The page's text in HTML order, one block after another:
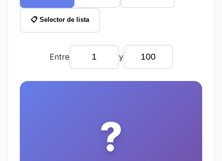
📋 Selector de lista
Entre y
?